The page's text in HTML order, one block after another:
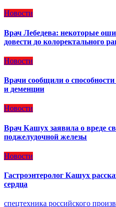
Новости
Врач Лебедева: некоторые
довести до колоректального
Новости
Врачи сообщили о
и деменции
Новости
Врач Кашух заявила о вреде
поджелудочной железы
Новости
Гастроэнтеролог Кашух
сердца
спецтехника российского